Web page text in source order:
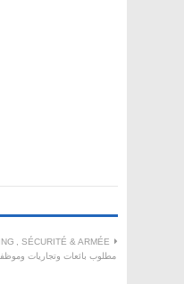
, SÉCURITÉ & ARMÉE
مطلوب بائعات وتجاريات